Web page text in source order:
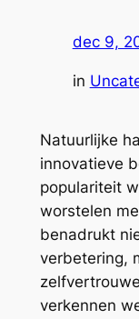
dec 9,
in
Natuurlijke
innovatieve
populariteit
worstelen
benadrukt
verbetering,
verkennen